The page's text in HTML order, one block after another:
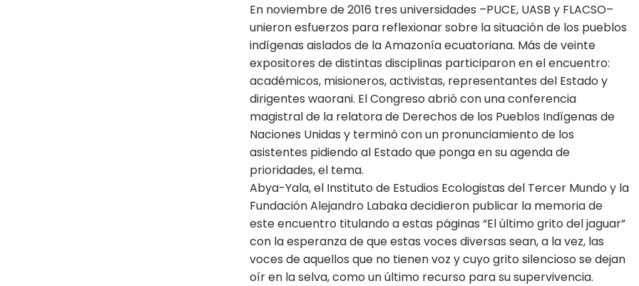
En noviembre de 2016 tres universidades –PUCE, UASB y FLACSO–
unieron esfuerzos para reflexionar sobre la situación de los pueblos
indígenas aislados de la Amazonía ecuatoriana. Más de veinte
expositores de distintas disciplinas participaron en el encuentro:
académicos, misioneros, activistas, representantes del Estado y
dirigentes waorani. El Congreso abrió con una conferencia
magistral de la relatora de Derechos de los Pueblos Indígenas de
Naciones Unidas y terminó con un pronunciamiento de los
asistentes pidiendo al Estado que ponga en su agenda de
prioridades, el tema.
Abya-Yala, el Instituto de Estudios Ecologistas del Tercer Mundo y la
Fundación Alejandro Labaka decidieron publicar la memoria de
este encuentro titulando a estas páginas “El último grito del jaguar”
con la esperanza de que estas voces diversas sean, a la vez, las
voces de aquellos que no tienen voz y cuyo grito silencioso se dejan
oír en la selva, como un último recurso para su supervivencia.